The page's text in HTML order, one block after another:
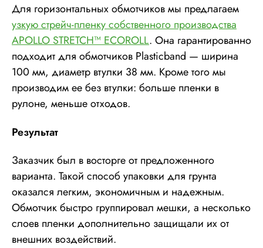
Для горизонтальных обмотчиков мы предлагаем
узкую стрейч-пленку собственного производства
APOLLO STRETCH™ ECOROLL. Она гарантированно
подходит для обмотчиков Plasticband — ширина
100 мм, диаметр втулки 38 мм. Кроме того мы
производим ее без втулки: больше пленки в
рулоне, меньше отходов.
Результат
Заказчик был в восторге от предложенного
варианта. Такой способ упаковки для грунта
оказался легким, экономичным и надежным.
Обмотчик быстро группировал мешки, а несколько
слоев пленки дополнительно защищали их от
внешних воздействий.